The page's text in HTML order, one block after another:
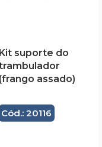
Kit suporte do
(frango assado)
Cód.: 20116